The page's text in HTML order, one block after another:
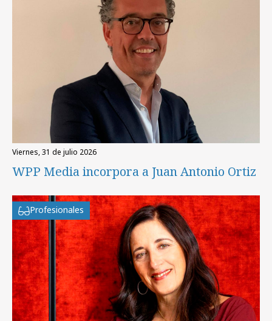
viernes, 31 de julio 2026
WPP Media incorpora a Juan Antonio Ortiz
Profesionales